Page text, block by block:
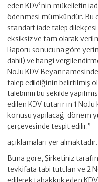
eden KDV’nin mükellefin
ödenmesi mümkündür. Bu
standart iade talep
eksiksiz ve tam olarak
Raporu sonucuna göre
dahil) ve hangi
No.lu KDV
talep edildiğinin belirtilmiş
talebinin bu şekilde
edilen KDV tutarının 1
konusu yapılacağı dönem
çerçevesinde tespit edilir.”
açıklamaları yer almaktadır.
Buna göre, Şirketiniz
tevkifata tabi tutulan ve 2
edilerek tahakkuk eden